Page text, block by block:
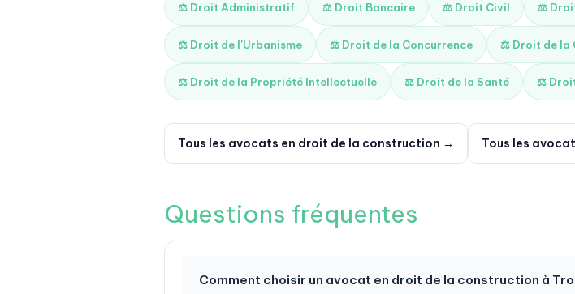
⚖️ Droit Administratif ⚖️ Droit Bancaire ⚖️ Droit Civil ⚖️
⚖️ Droit de l'Urbanisme ⚖️ Droit de la Concurrence ⚖️ Droit de la
⚖️ Droit de la Propriété Intellectuelle ⚖️ Droit de la Santé ⚖️
Tous les avocats en droit de la construction → Tous les
Questions fréquentes
Comment choisir un avocat en droit de la construction à